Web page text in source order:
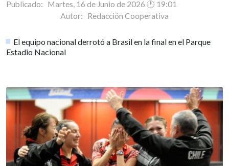
Publicado: Martes, 16 de Junio de 2026 🕐 19:01
Autor: Redacción Cooperativa
El equipo nacional derrotó a Brasil en la final en el Parque
Estadio Nacional